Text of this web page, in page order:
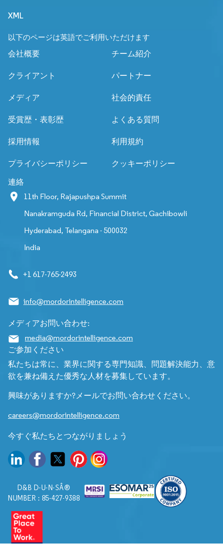
XML
以下のページは英語でご利用いただけます
会社概要
チーム紹介
クライアント パートナー
メディア 社会的責任
受賞歴・表彰歴 よくある質問
採用情報 利用規約
プライバシーポリシー クッキーポリシー
連絡
11th Floor, Rajapushpa Summit
Nanakramguda Rd, Financial District, Gachibowli
Hyderabad, Telangana - 500032
India
+1 617-765-2493
info@mordorintelligence.com
メディアお問い合わせ:
media@mordorintelligence.com
ご参加ください
私たちは常に、業界に関する専門知識、問題解決能力、意
欲を兼ね備えた優秀な人材を募集しています。
興味がありますか?メールでお問い合わせください。
careers@mordorintelligence.com
今すぐ私たちとつながりましょう
D&B D-U-N-SÂ®
NUMBER : 85-427-9388